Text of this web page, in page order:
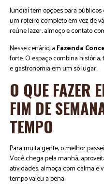
Jundiaí tem opções para
um roteiro completo em vez de
reúne lazer, almoço e contato
Nesse cenário, a Fazenda
forte. O espaço combina
e gastronomia em um só lugar.
O QUE FAZER
FIM DE
TEMPO
Para muita gente, o melhor
Você chega pela manhã,
atividades, almoça com calma e
tempo valeu a pena.